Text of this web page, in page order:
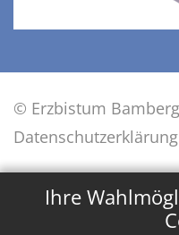
Ihre
© Erzbistum Bamberg
Datenschutzerklärung